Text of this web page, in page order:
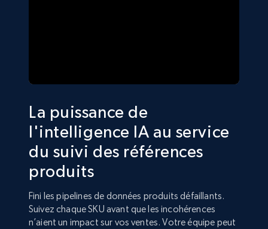
La puissance de
l'intelligence IA au service
du suivi des références
produits
Fini les pipelines de données produits défaillants.
Suivez chaque SKU avant que les incohérences
n’aient un impact sur vos ventes. Votre équipe peut